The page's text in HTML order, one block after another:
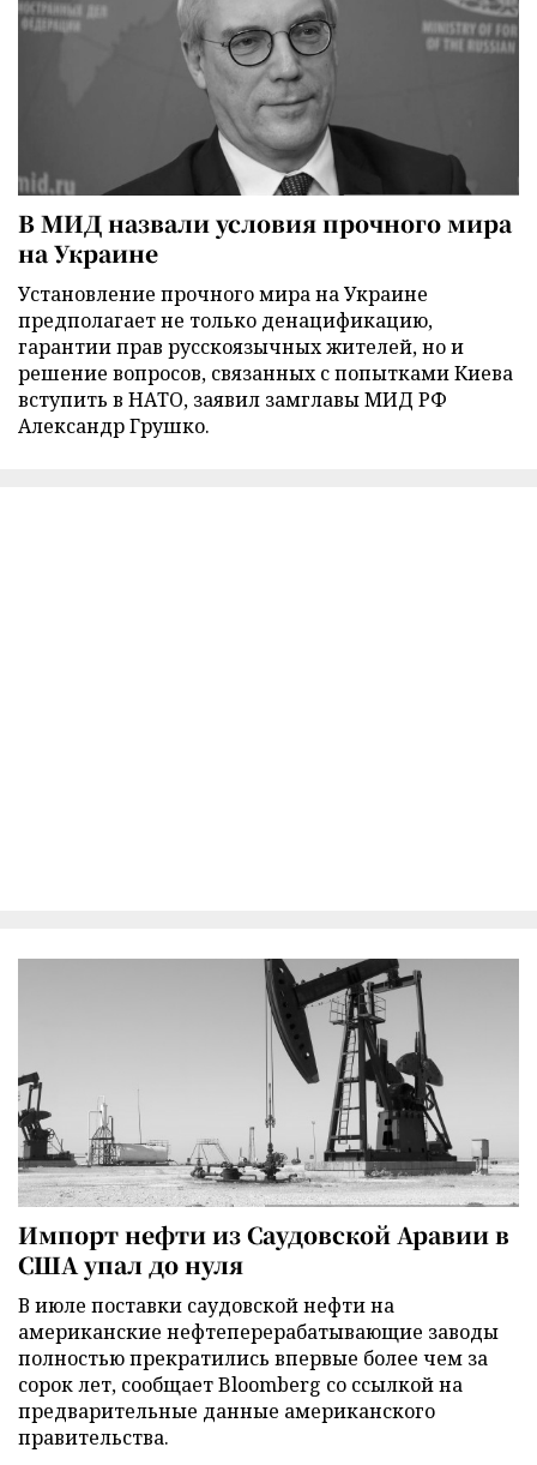
В МИД назвали условия прочного мира
на Украине
Установление прочного мира на Украине
предполагает не только денацификацию,
гарантии прав русскоязычных жителей, но и
решение вопросов, связанных с попытками Киева
вступить в НАТО, заявил замглавы МИД РФ
Александр Грушко.
Импорт нефти из Саудовской Аравии в
США упал до нуля
В июле поставки саудовской нефти на
американские нефтеперерабатывающие заводы
полностью прекратились впервые более чем за
сорок лет, сообщает Bloomberg со ссылкой на
предварительные данные американского
правительства.